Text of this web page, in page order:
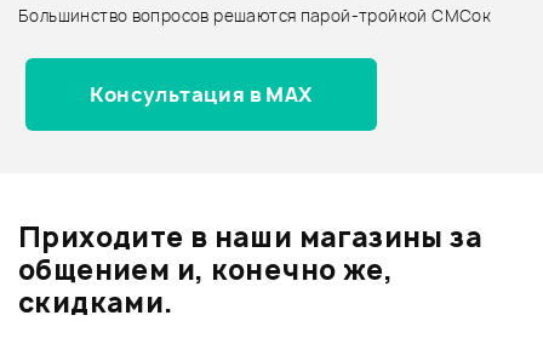
0.0
Все товары STAGG
Архив товаров - новинки
Большинство вопросов решаются парой-тройкой СМСок
Консультация в MAX
Приходите в наши магазины за
общением и, конечно же,
скидками.